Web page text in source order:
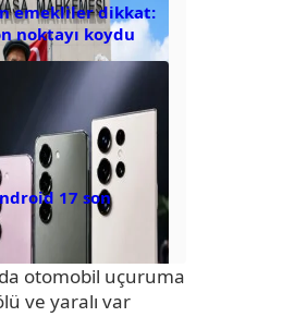
emekliler dikkat:
noktayı koydu
17 son
otomobil uçuruma
ve yaralı var